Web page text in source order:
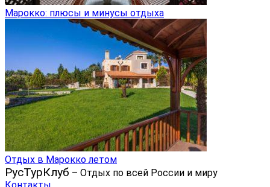
Марокко: плюсы и минусы отдыха
Отдых в Марокко летом
РусТурКлуб – Отдых по всей России и миру